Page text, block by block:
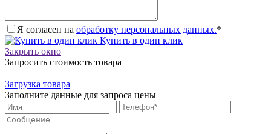
Я согласен на обработку персональных данных.*
Купить в один клик
Закрыть окно
Запросить стоимость товара
Загрузка товара
Заполните данные для запроса цены